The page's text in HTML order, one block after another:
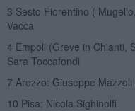
3 Sesto Fiorentino (
Vacca
4 Empoli (Greve in Chianti,
Sara Toccafondi
7 Arezzo: Giuseppe Mazzoli
10 Pisa: Nicola Sighinolfi